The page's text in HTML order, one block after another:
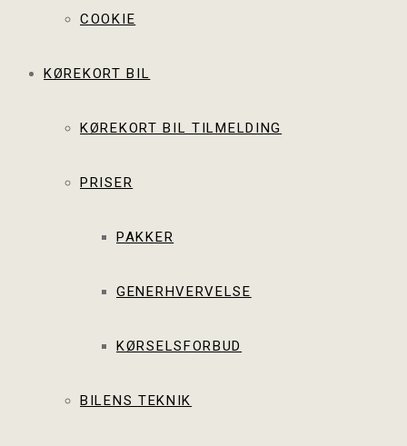
COOKIE
KØREKORT BIL
KØREKORT BIL TILMELDING
PRISER
PAKKER
GENERHVERVELSE
KØRSELSFORBUD
BILENS TEKNIK